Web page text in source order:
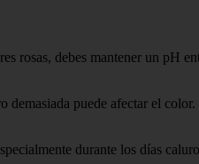
rosas, debes mantener un pH
demasiada puede afectar el
durante los días